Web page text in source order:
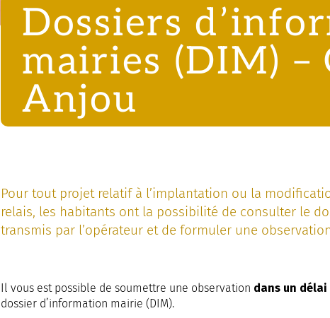
Dossiers
mairies (DIM) –
Anjou
Pour tout projet relatif à l’implantation ou la
relais, les habitants ont la possibilité de consulter le
transmis par l’opérateur et de formuler une
Il vous est possible de soumettre une observation dans un délai
dossier d’information mairie (DIM).